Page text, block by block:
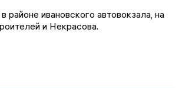
районе ивановского автовокзала, на
и Некрасова.